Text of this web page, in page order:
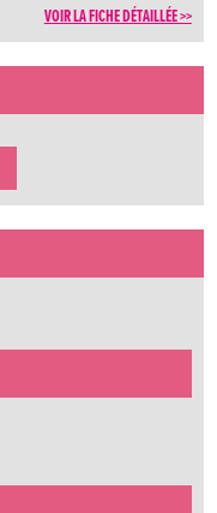
VOIR LA FICHE DÉTAILLÉE >>